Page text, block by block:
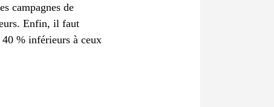
campagnes de
Enfin, il faut
40 % inférieurs à ceux